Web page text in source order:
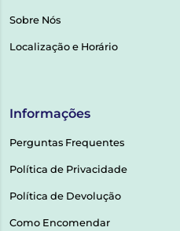
Sobre Nós
Localização e Horário
Informações
Perguntas Frequentes
Política de Privacidade
Política de Devolução
Como Encomendar